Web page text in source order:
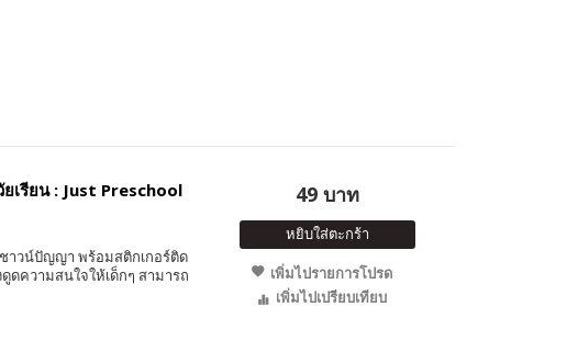
เรียน : Just Preschool
าวน์ปัญญา พร้อมสติกเกอร์ติด
ความสนใจให้เด็กๆ สามารถ
49 บาท
หยิบใส่ตะกร้า
เพิ่มไปรายการโปรด
เพิ่มไปเปรียบเทียบ